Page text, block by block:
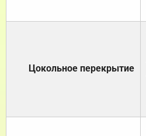
Цокольное перекрытие